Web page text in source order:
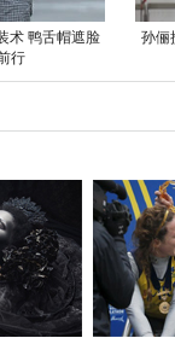
术 鸭舌帽遮脸
行
孙俪